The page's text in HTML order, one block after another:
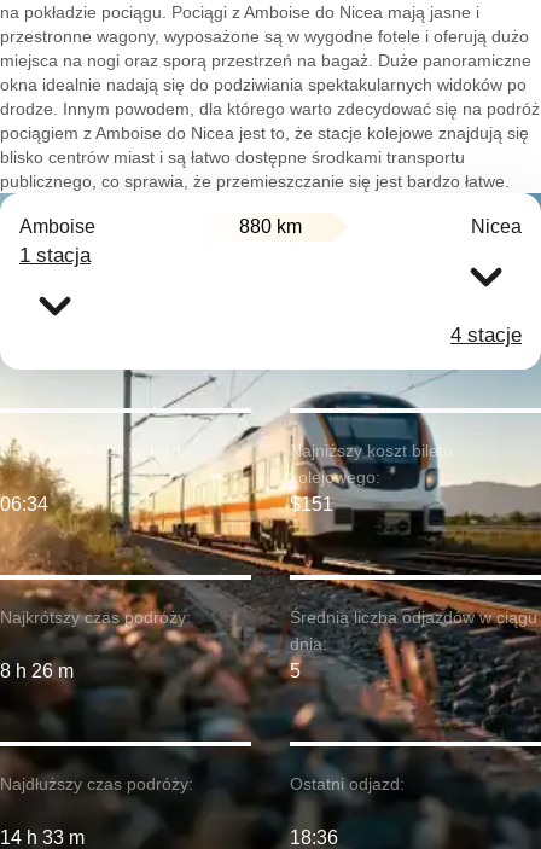
na pokładzie pociągu. Pociągi z Amboise do Nicea mają jasne i
przestronne wagony, wyposażone są w wygodne fotele i oferują dużo
miejsca na nogi oraz sporą przestrzeń na bagaż. Duże panoramiczne
okna idealnie nadają się do podziwiania spektakularnych widoków po
drodze. Innym powodem, dla którego warto zdecydować się na podróż
pociągiem z Amboise do Nicea jest to, że stacje kolejowe znajdują się
blisko centrów miast i są łatwo dostępne środkami transportu
publicznego, co sprawia, że przemieszczanie się jest bardzo łatwe.
Amboise 880 km Nicea
1 stacja
4 stacje
Najkrótszy czas podróży:
8 h 26 m
Najwcześniejszy wyjazd:
06:34
Najdłuższy czas podróży:
14 h 33 m
Najniższy koszt biletu
kolejowego:
$151
Średnia liczba odjazdów w ciągu
dnia:
5
Ostatni odjazd:
18:36